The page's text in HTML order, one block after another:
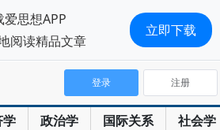
学 政治学 国际关系 社会学
登录 注册
爱思想APP
阅读精品文章
立即下载